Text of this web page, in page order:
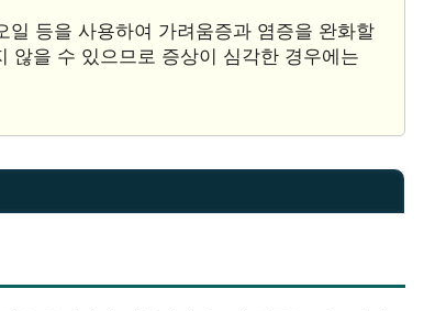
등을 사용하여 가려움증과 염증을 완화할
않을 수 있으므로 증상이 심각한 경우에는